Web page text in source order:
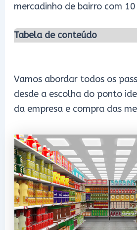
mercadinho de bairro com
Tabela de conteúdo
Vamos abordar todos os
desde a escolha do ponto
da empresa e compra das